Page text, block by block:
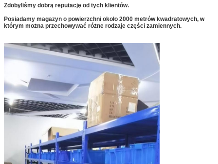
Zdobyliśmy dobrą reputację od tych klientów.
Posiadamy magazyn o powierzchni około 2000 metrów kwadratowych, w
którym można przechowywać różne rodzaje części zamiennych.